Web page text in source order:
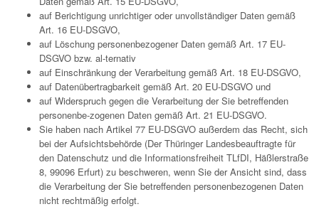
auf Berichtigung unrichtiger oder unvollständiger Daten gemäß
Art. 16 EU-DSGVO,
auf Löschung personenbezogener Daten gemäß Art. 17 EU-
DSGVO bzw. al-ternativ
auf Einschränkung der Verarbeitung gemäß Art. 18 EU-DSGVO,
auf Datenübertragbarkeit gemäß Art. 20 EU-DSGVO und
auf Widerspruch gegen die Verarbeitung der Sie betreffenden
personenbe-zogenen Daten gemäß Art. 21 EU-DSGVO.
Sie haben nach Artikel 77 EU-DSGVO außerdem das Recht, sich
bei der Aufsichtsbehörde (Der Thüringer Landesbeauftragte für
den Datenschutz und die Informationsfreiheit TLfDI, Häßlerstraße
8, 99096 Erfurt) zu beschweren, wenn Sie der Ansicht sind, dass
die Verarbeitung der Sie betreffenden personenbezogenen Daten
nicht rechtmäßig erfolgt.